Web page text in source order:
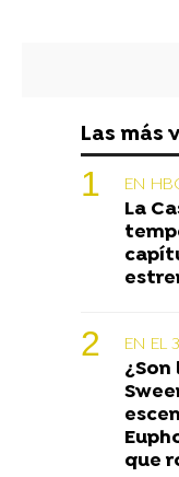
Las más
EN
La
EN EL
¿Son
que